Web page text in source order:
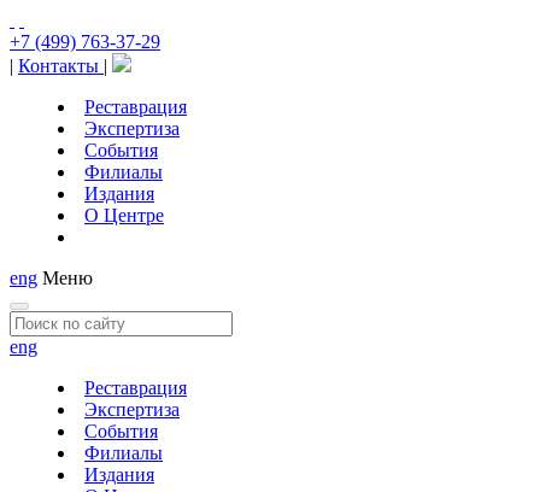
+7 (499) 763-37-29
| Контакты |
Реставрация
Экспертиза
События
Филиалы
Издания
О Центре
eng Меню
eng
Реставрация
Экспертиза
События
Филиалы
Издания